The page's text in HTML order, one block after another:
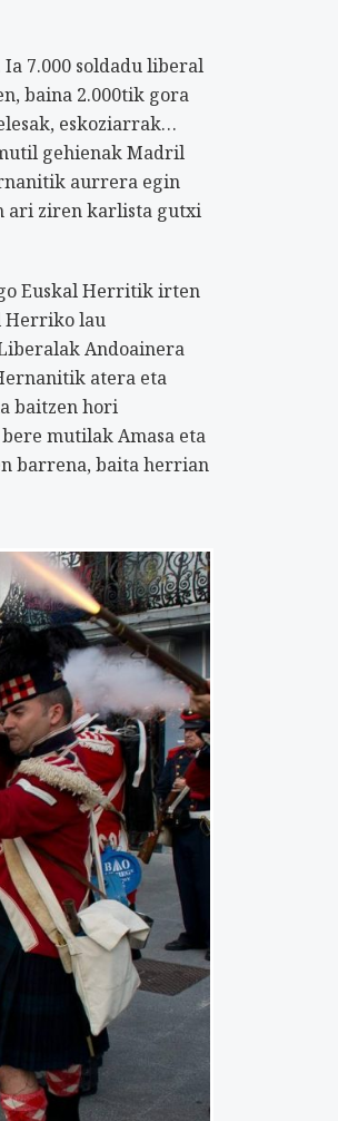
7.000 soldadu liberal
baina 2.000tik gora
eskoziarrak…
gehienak Madril
aurrera egin
ari ziren karlista gutxi
Euskal Herritik irten
Herriko lau
Andoainera
atera eta
baitzen hori
mutilak Amasa eta
barrena, baita herrian